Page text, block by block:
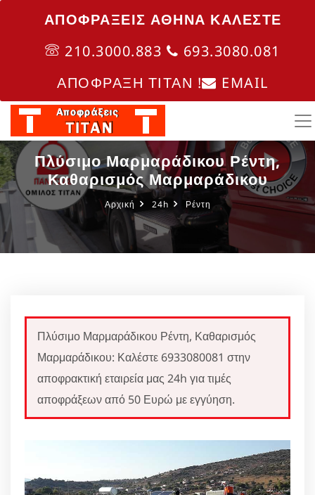
ΑΠΟΦΡΑΞΕΙΣ ΑΘΗΝΑ ΚΑΛΈΣΤΕ
210.3000.883
693.3080.081
ΑΠΟΦΡΑΞΗ ΤΙΤΑΝ !
EMAIL
Πλύσιμο Μαρμαράδικου Ρέντη,
Καθαρισμός Μαρμαράδικου
Αρχική 24h Ρέντη
Πλύσιμο Μαρμαράδικου Ρέντη, Καθαρισμός
Μαρμαράδικου: Καλέστε 6933080081 στην
αποφρακτική εταιρεία μας 24h για τιμές
αποφράξεων από 50 Ευρώ με εγγύηση.